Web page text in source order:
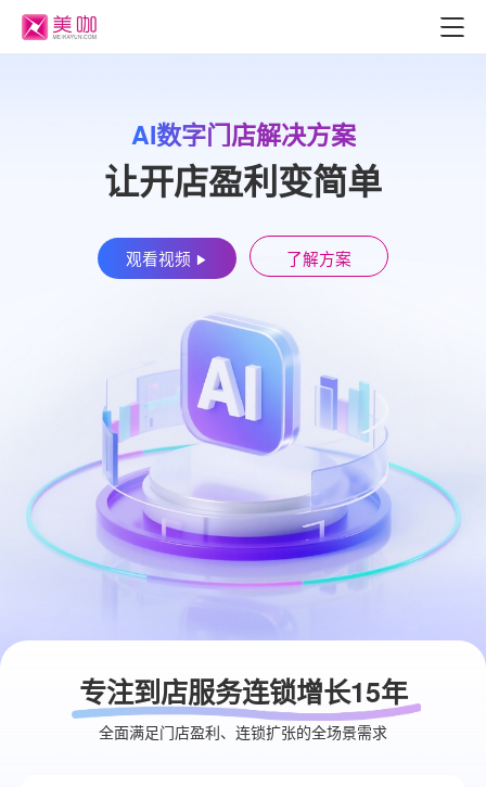
AI数字门店解决方案
让开店盈利变简单
观看视频 了解方案
专注到店服务连锁增长15年
全面满足门店盈利、连锁扩张的全场景需求